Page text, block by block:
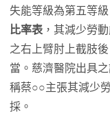
失能等級為第五等級
比率表 ，其減少勞
之右上臂肘上截肢
當。慈濟醫院出具
稱蔡○○主張其減少
採。